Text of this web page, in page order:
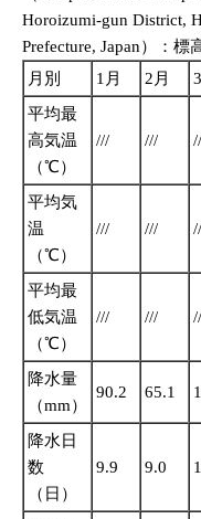
Horoizumi-gun District,
Prefecture, Japan）：標
月別
1月 2月
平均最
高気温
（℃）
/// ///
平均気
温
（℃）
/// ///
平均最
低気温
（℃）
/// ///
降水量
（mm）
90.2 65.1
降水日
数
（日）
9.9 9.0